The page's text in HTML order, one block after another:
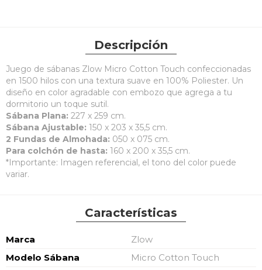
Descripción
Juego de sábanas Zlow Micro Cotton Touch confeccionadas
en 1500 hilos con una textura suave en 100% Poliester. Un
diseño en color agradable con embozo que agrega a tu
dormitorio un toque sutil.
Sábana Plana: 227 x 259 cm.
Sábana Ajustable: 150 x 203 x 35,5 cm.
2 Fundas de Almohada: 050 x 075 cm.
Para colchón de hasta: 160 x 200 x 35,5 cm.
*Importante: Imagen referencial, el tono del color puede
variar.
Características
Características
Marca
Zlow
Modelo Sábana
Micro Cotton Touch